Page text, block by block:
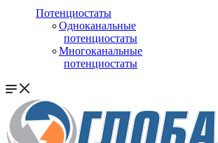
Потенциостаты
Одноканальные
потенциостаты
Многоканальные
потенциостаты